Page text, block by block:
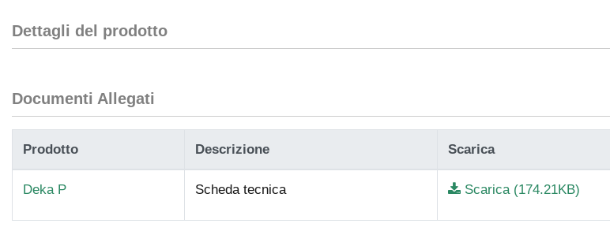
Dettagli del prodotto
Documenti Allegati
Prodotto Descrizione Scarica
Deka P Scheda tecnica Scarica (174.21KB)